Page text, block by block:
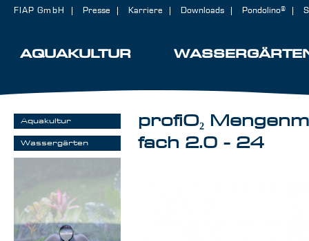
AQUAKULTUR
FIAP GmbH Presse Karriere Downloads Pondolino®
profiO₂
fach 2.0 - 24
Aquakultur
Wassergärten